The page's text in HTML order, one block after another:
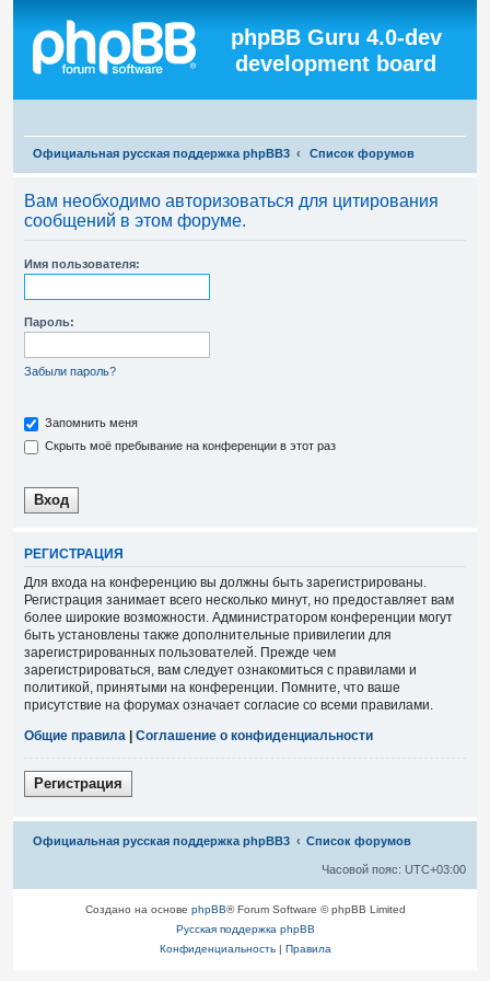
phpBB Guru 4.0-dev
development board
Официальная русская поддержка phpBB3 Список форумов
Вам необходимо авторизоваться для цитирования
сообщений в этом форуме.
Имя пользователя:
Пароль:
Забыли пароль?
Запомнить меня
Скрыть моё пребывание на конференции в этот раз
РЕГИСТРАЦИЯ
Для входа на конференцию вы должны быть зарегистрированы.
Регистрация занимает всего несколько минут, но предоставляет вам
более широкие возможности. Администратором конференции могут
быть установлены также дополнительные привилегии для
зарегистрированных пользователей. Прежде чем
зарегистрироваться, вам следует ознакомиться с правилами и
политикой, принятыми на конференции. Помните, что ваше
присутствие на форумах означает согласие со всеми правилами.
Общие правила
Соглашение о конфиденциальности
Регистрация
Официальная русская поддержка phpBB3 Список форумов
Часовой пояс: UTC+03:00
Связаться с
Создано на основе phpBB® Forum Software © phpBB Limited
Русская поддержка phpBB
Конфиденциальность| Правила